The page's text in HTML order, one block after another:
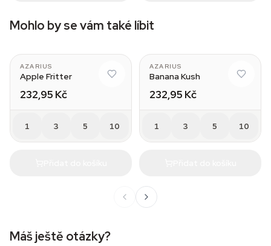
Mohlo by se vám také líbit
AZARIUS
Apple Fritter
232,95 Kč
1 3 5 10
AZARIUS
Banana Kush
232,95 Kč
1 3 5 10
Máš ještě otázky?